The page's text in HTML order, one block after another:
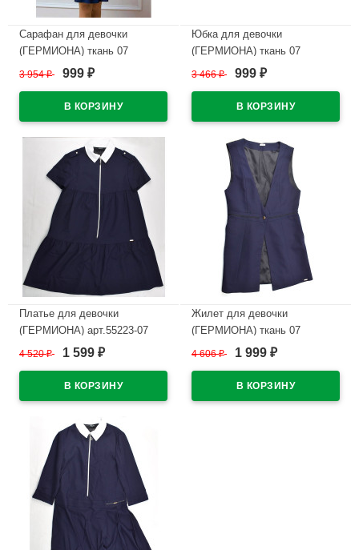
Сарафан для девочки
(ГЕРМИОНА) ткань 07
арт.5219-07 размер 30/122-
3 954₽ 999 ₽
Юбка для девочки
(ГЕРМИОНА) ткань 07
арт.4180-07 размер 30/122-
3 466₽ 999 ₽
Платье для девочки
(ГЕРМИОНА) арт.55223-07
размерный ряд 34/140-44/170
4 520₽ 1 599 ₽
Жилет для девочки
(ГЕРМИОНА) ткань 07
арт.3088-07 размер 34/140-
4 606₽ 1 999 ₽